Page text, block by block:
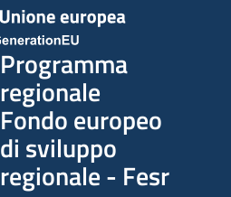
Programma
regionale
Fondo europeo
di sviluppo
regionale - Fesr